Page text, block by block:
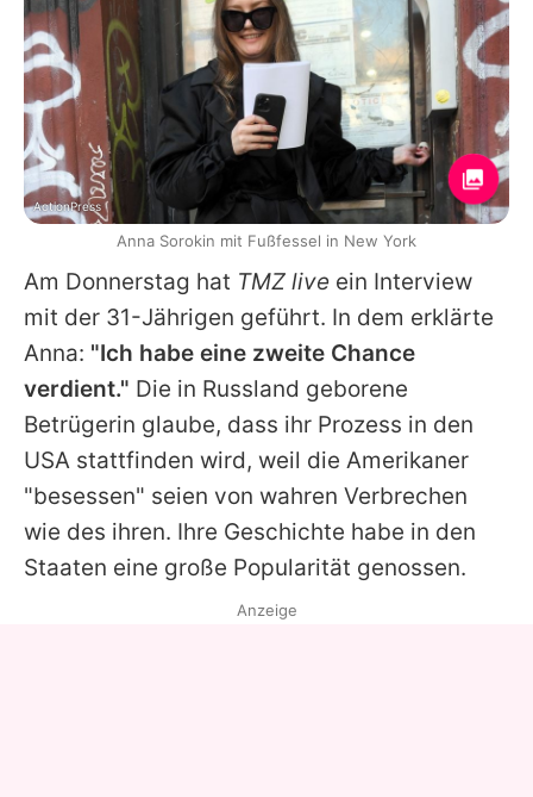
Am Donnerstag hat TMZ live ein Interview
mit der 31-Jährigen geführt. In dem erklärte
Anna: "Ich habe eine zweite Chance
verdient." Die in Russland geborene
Betrügerin glaube, dass ihr Prozess in den
USA stattfinden wird, weil die Amerikaner
"besessen" seien von wahren Verbrechen
wie des ihren. Ihre Geschichte habe in den
Staaten eine große Popularität genossen.
ActionPress
Anna Sorokin mit Fußfessel in New York
Anzeige